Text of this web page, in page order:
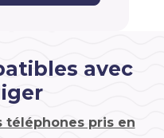
avec
téléphones pris en